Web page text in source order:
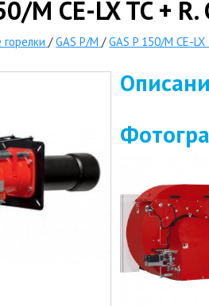
M CE-LX TC +
горелки /GAS P/M /GAS P 150/M CE-